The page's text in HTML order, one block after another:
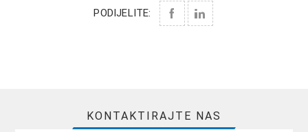
PODIJELITE:
KONTAKTIRAJTE NAS